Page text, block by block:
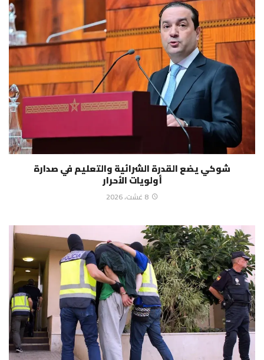
شوكي يضع القدرة الشرائية والتعليم في صدارة
أولويات الأحرار
8 غشت، 2026